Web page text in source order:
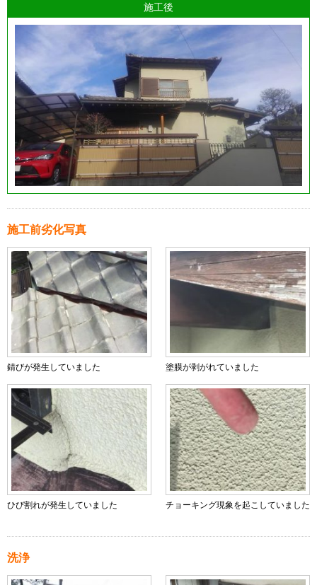
施工後
施工前劣化写真
錆びが発生していました 塗膜が剥がれていました
ひび割れが発生していました チョーキング現象を起こしていました
洗浄